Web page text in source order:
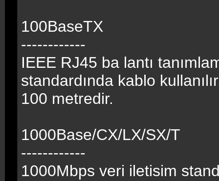
100BaseTX
------------
IEEE RJ45 ba lantı
standardında kablo
100 metredir.
1000Base/CX/LX/SX/T
------------
1000Mbps veri iletisim